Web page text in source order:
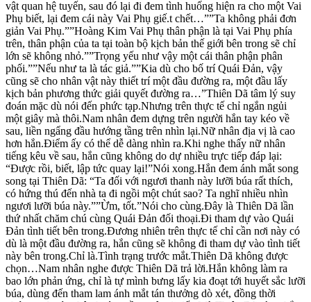
vật quan hệ tuyến, sau đó lại đi đem tình huống hiện ra cho một Vai
Phụ biết, lại đem cái này Vai Phụ giế.t chết…””Ta không phải đơn
giản Vai Phụ.””Hoàng Kim Vai Phụ thân phận là tại Vai Phụ phía
trên, thân phận của ta tại toàn bộ kịch bản thế giới bên trong sẽ chỉ
lớn sẽ không nhỏ.””Trọng yếu như vậy một cái thân phận phân
phối.””Nếu như ta là tác giả.””Kia dù cho bố trí Quái Đản, vậy
cũng sẽ cho nhân vật này thiết trí một đầu đường ra, một đầu lấy
kịch bản phương thức giải quyết đường ra…”Thiên Dã tâm lý suy
đoán mặc dù nói đến phức tạp.Nhưng trên thực tế chỉ ngắn ngủi
một giây mà thôi.Nam nhân đem dựng trên người hắn tay kéo về
sau, liền ngẩng đầu hướng tầng trên nhìn lại.Nữ nhân địa vị là cao
hơn hắn.Điểm ấy có thể dễ dàng nhìn ra.Khi nghe thấy nữ nhân
tiếng kêu về sau, hắn cũng không do dự nhiều trực tiếp đáp lại:
“Được rồi, biết, lập tức quay lại!”Nói xong.Hắn đem ánh mắt song
song tại Thiên Dã: “Ta đối với ngươi thanh này lưỡi búa rất thích,
có hứng thú đến nhà ta đi ngồi một chút sao? Ta nghĩ nhiều nhìn
ngươi lưỡi búa này.””Ừm, tốt.”Nói cho cùng.Đây là Thiên Dã lần
thứ nhất chăm chú cùng Quái Đản đối thoại.Đi tham dự vào Quái
Đản tình tiết bên trong.Đương nhiên trên thực tế chỉ cần nơi này có
dù là một đầu đường ra, hắn cũng sẽ không đi tham dự vào tình tiết
này bên trong.Chỉ là.Tình trạng trước mắt.Thiên Dã không được
chọn…Nam nhân nghe được Thiên Dã trả lời.Hắn không làm ra
bao lớn phản ứng, chỉ là tự mình bưng lấy kia đoạt tới huyết sắc lưỡi
búa, dùng đến tham lam ánh mắt tán thưởng dò xét, đồng thời